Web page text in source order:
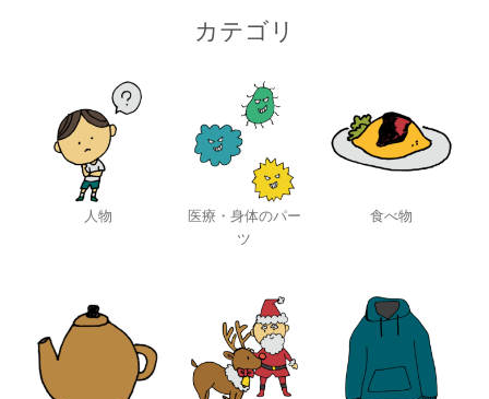
カテゴリ
人物
医療・身体のパー
ツ
食べ物